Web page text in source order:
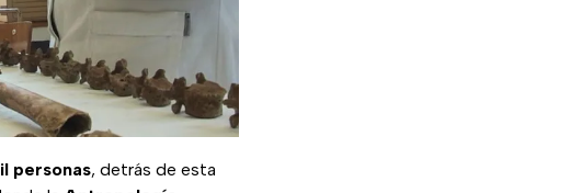
personas, detrás de esta